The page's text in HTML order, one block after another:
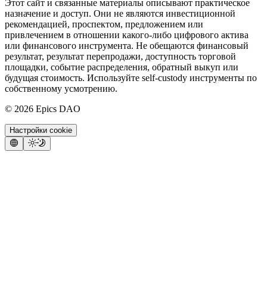
Этот сайт и связанные материалы описывают практическое
назначение и доступ. Они не являются инвестиционной
рекомендацией, проспектом, предложением или
привлечением в отношении какого-либо цифрового актива
или финансового инструмента. Не обещаются финансовый
результат, результат перепродажи, доступность торговой
площадки, событие распределения, обратный выкуп или
будущая стоимость. Используйте self-custody инструменты по
собственному усмотрению.
© 2026 Epics DAO
Настройки cookie